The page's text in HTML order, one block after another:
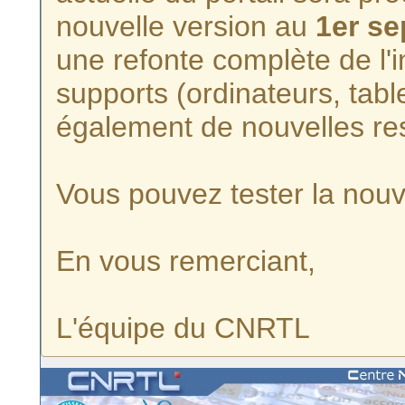
nouvelle version au 1er
une refonte complète de
supports (ordinateurs,
également de nouvelles
Vous pouvez tester la
En vous remerciant,
L'équipe du CNRTL